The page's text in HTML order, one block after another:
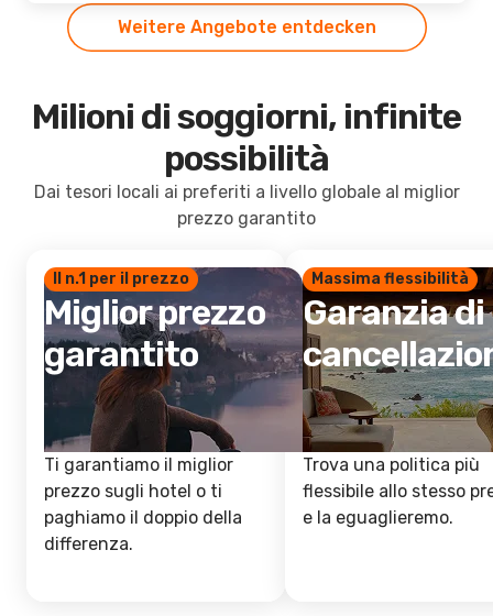
Weitere Angebote entdecken
Milioni di soggiorni, infinite
possibilità
Dai tesori locali ai preferiti a livello globale al miglior
prezzo garantito
Il n.1 per il prezzo
Miglior prezzo
garantito
Ti garantiamo il miglior
prezzo sugli hotel o ti
paghiamo il doppio della
differenza.
Massima flessibilità
Garanzia di
Trova una politica più
flessibile allo stesso
e la eguaglieremo.